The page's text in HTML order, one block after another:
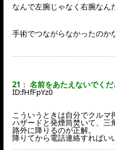
なんで左腕じゃなく右腕なん
手術でつながらなかったのか
21 ： 名前をあたえないでく
ID:fHfFpYz0
こういうときは自分でクルマ
ハザードと発煙筒焚いて、三
路外に降りるのが正解。
降りてから電話連絡すればい